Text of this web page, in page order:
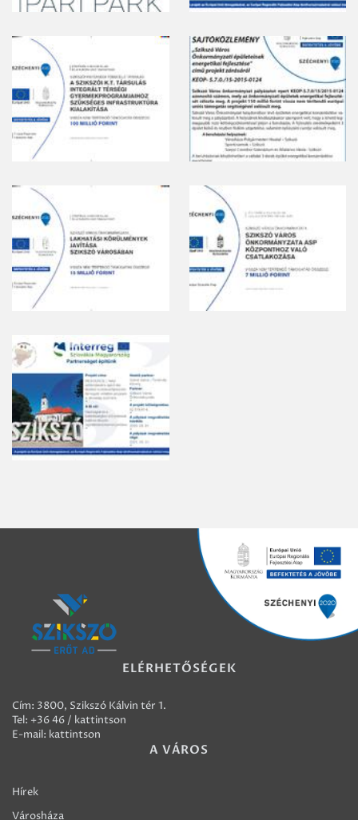
ELÉRHETŐSÉGEK
Cím: 3800, Szikszó Kálvin tér 1.
Tel: +36 46 / kattintson
E-mail: kattintson
A VÁROS
Hírek
Városháza